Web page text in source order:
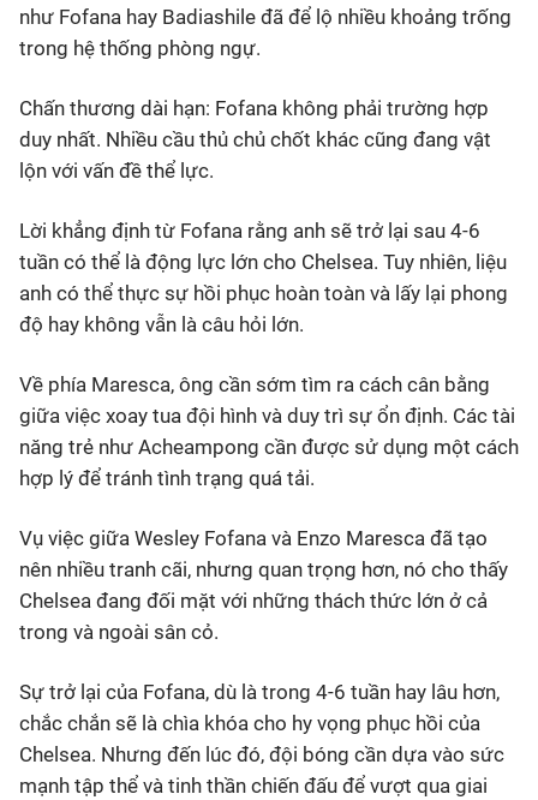
như Fofana hay Badiashile đã để lộ nhiều khoảng trống
trong hệ thống phòng ngự.
Chấn thương dài hạn: Fofana không phải trường hợp
duy nhất. Nhiều cầu thủ chủ chốt khác cũng đang vật
lộn với vấn đề thể lực.
Lời khẳng định từ Fofana rằng anh sẽ trở lại sau 4-6
tuần có thể là động lực lớn cho Chelsea. Tuy nhiên, liệu
anh có thể thực sự hồi phục hoàn toàn và lấy lại phong
độ hay không vẫn là câu hỏi lớn.
Về phía Maresca, ông cần sớm tìm ra cách cân bằng
giữa việc xoay tua đội hình và duy trì sự ổn định. Các tài
năng trẻ như Acheampong cần được sử dụng một cách
hợp lý để tránh tình trạng quá tải.
Vụ việc giữa Wesley Fofana và Enzo Maresca đã tạo
nên nhiều tranh cãi, nhưng quan trọng hơn, nó cho thấy
Chelsea đang đối mặt với những thách thức lớn ở cả
trong và ngoài sân cỏ.
Sự trở lại của Fofana, dù là trong 4-6 tuần hay lâu hơn,
chắc chắn sẽ là chìa khóa cho hy vọng phục hồi của
Chelsea. Nhưng đến lúc đó, đội bóng cần dựa vào sức
mạnh tập thể và tinh thần chiến đấu để vượt qua giai